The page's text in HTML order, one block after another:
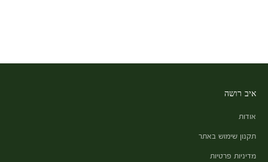
איב רושה
אודות
תקנון שימוש באתר
מדיניות פרטיות